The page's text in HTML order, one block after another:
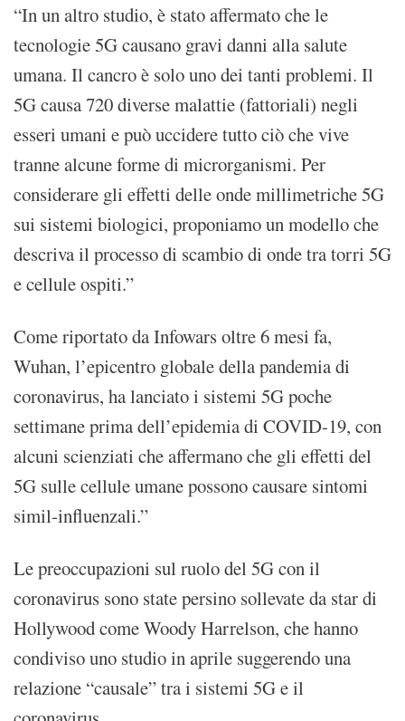
“In un altro studio, è stato affermato che le
tecnologie 5G causano gravi danni alla salute
umana. Il cancro è solo uno dei tanti problemi. Il
5G causa 720 diverse malattie (fattoriali) negli
esseri umani e può uccidere tutto ciò che vive
tranne alcune forme di microrganismi. Per
considerare gli effetti delle onde millimetriche 5G
sui sistemi biologici, proponiamo un modello che
descriva il processo di scambio di onde tra torri 5G
e cellule ospiti.”
Come riportato da Infowars oltre 6 mesi fa,
Wuhan, l’epicentro globale della pandemia di
coronavirus, ha lanciato i sistemi 5G poche
settimane prima dell’epidemia di COVID-19, con
alcuni scienziati che affermano che gli effetti del
5G sulle cellule umane possono causare sintomi
simil-influenzali.”
Le preoccupazioni sul ruolo del 5G con il
coronavirus sono state persino sollevate da star di
Hollywood come Woody Harrelson, che hanno
condiviso uno studio in aprile suggerendo una
relazione “causale” tra i sistemi 5G e il